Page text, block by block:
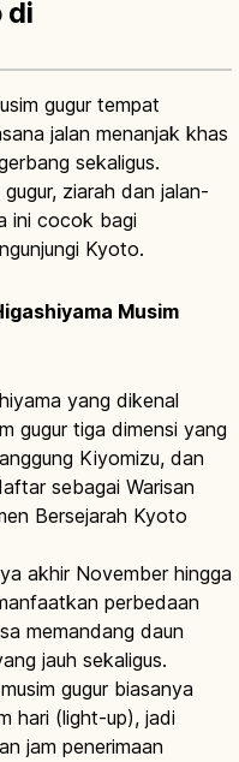
di
gugur tempat
jalan menanjak khas
sekaligus.
ziarah dan jalan-
ini cocok bagi
Kyoto.
Musim
yang dikenal
gugur tiga dimensi yang
Kiyomizu, dan
sebagai Warisan
Bersejarah Kyoto
akhir November hingga
perbedaan
memandang daun
jauh sekaligus.
gugur biasanya
hari (light-up), jadi
jam penerimaan